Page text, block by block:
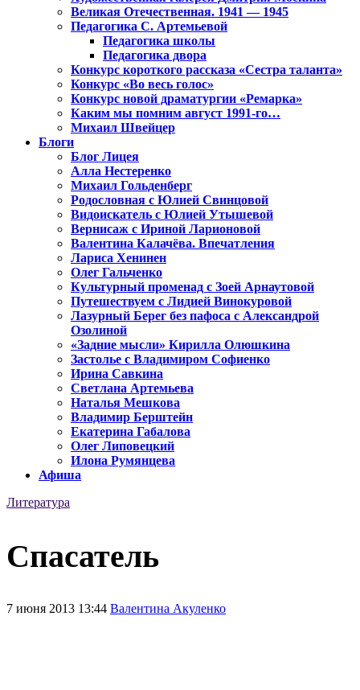
Великая Отечественная. 1941 — 1945
Педагогика С. Артемьевой
Педагогика школы
Педагогика двора
Конкурс короткого рассказа «Сестра таланта»
Конкурс «Во весь голос»
Конкурс новой драматургии «Ремарка»
Каким мы помним август 1991-го…
Михаил Швейцер
Блоги
Блог Лицея
Алла Нестеренко
Михаил Гольденберг
Родословная с Юлией Свинцовой
Видоискатель с Юлией Утышевой
Вернисаж с Ириной Ларионовой
Валентина Калачёва. Впечатления
Лариса Хенинен
Олег Гальченко
Культурный променад с Зоей Арнаутовой
Путешествуем с Лидией Винокуровой
Лазурный Берег без пафоса с Александрой
Озолиной
«Задние мысли» Кирилла Олюшкина
Застолье с Владимиром Софиенко
Ирина Савкина
Светлана Артемьева
Наталья Мешкова
Владимир Берштейн
Екатерина Габалова
Олег Липовецкий
Илона Румянцева
Афиша
Литература
Спасатель
7 июня 2013 13:44 Валентина Акуленко